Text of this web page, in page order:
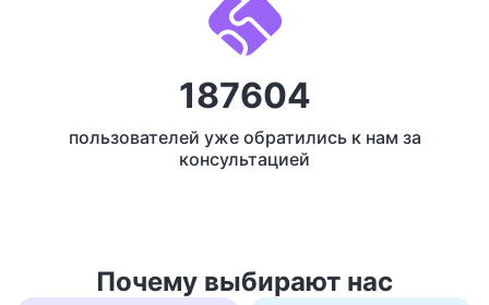
187604
пользователей уже обратились к нам за
консультацией
Почему выбирают нас